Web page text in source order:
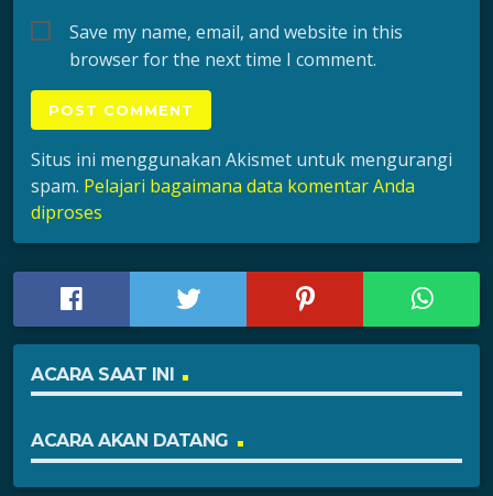
Save my name, email, and website in this
browser for the next time I comment.
Situs ini menggunakan Akismet untuk mengurangi
spam. Pelajari bagaimana data komentar Anda
diproses
ACARA SAAT INI
ACARA AKAN DATANG